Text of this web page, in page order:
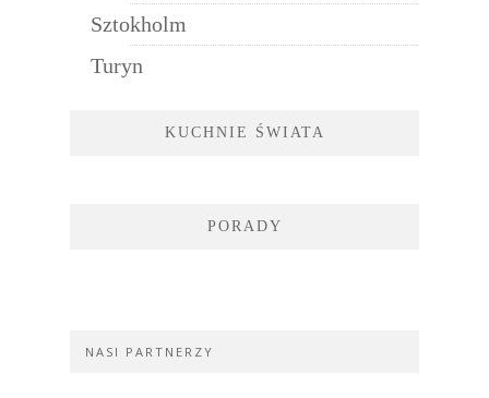
Sztokholm
Turyn
KUCHNIE ŚWIATA
PORADY
NASI PARTNERZY